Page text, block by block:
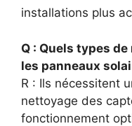
installations plus
Q : Quels types
les panneaux
R : Ils nécessitent
nettoyage des
fonctionnement